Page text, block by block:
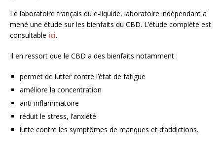
Le laboratoire français du e-liquide, laboratoire indépendant a
mené une étude sur les bienfaits du CBD. L’étude complète est
consultable ici.
Il en ressort que le CBD a des bienfaits notamment :
permet de lutter contre l’état de fatigue
améliore la concentration
anti-inflammatoire
réduit le stress, l’anxiété
lutte contre les symptômes de manques et d’addictions.